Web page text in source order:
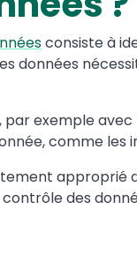
consiste à
données
par exemple
comme
approprié
des